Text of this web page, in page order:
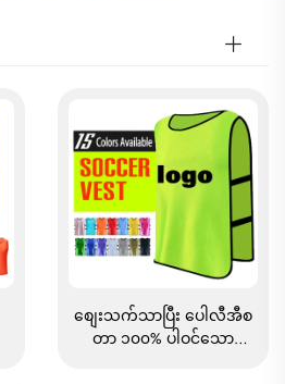
စျေးသက်သာပြီး ပေါလီအီစ
တာ ၁၀၀% ပါဝင်သော